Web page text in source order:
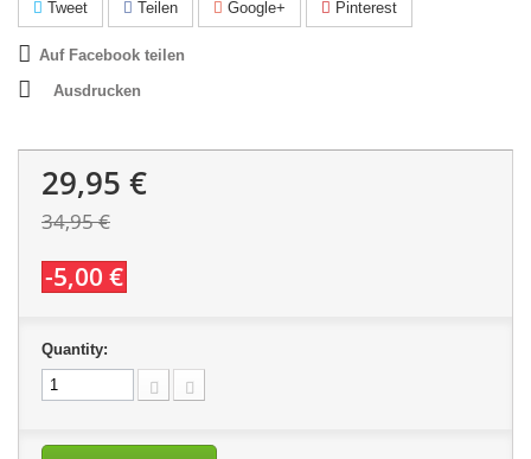
Tweet Teilen Google+ Pinterest
Auf Facebook teilen
Ausdrucken
29,95 €
34,95 €
-5,00 €
Quantity: